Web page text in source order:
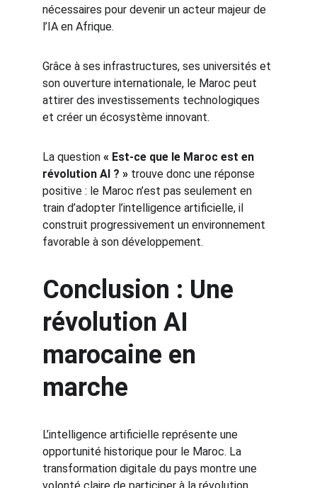
nécessaires pour devenir un acteur majeur de
l’IA en Afrique.
Grâce à ses infrastructures, ses universités et
son ouverture internationale, le Maroc peut
attirer des investissements technologiques
et créer un écosystème innovant.
La question « Est-ce que le Maroc est en
révolution AI ? » trouve donc une réponse
positive : le Maroc n’est pas seulement en
train d’adopter l’intelligence artificielle, il
construit progressivement un environnement
favorable à son développement.
Conclusion : Une
révolution AI
marocaine en
marche
L’intelligence artificielle représente une
opportunité historique pour le Maroc. La
transformation digitale du pays montre une